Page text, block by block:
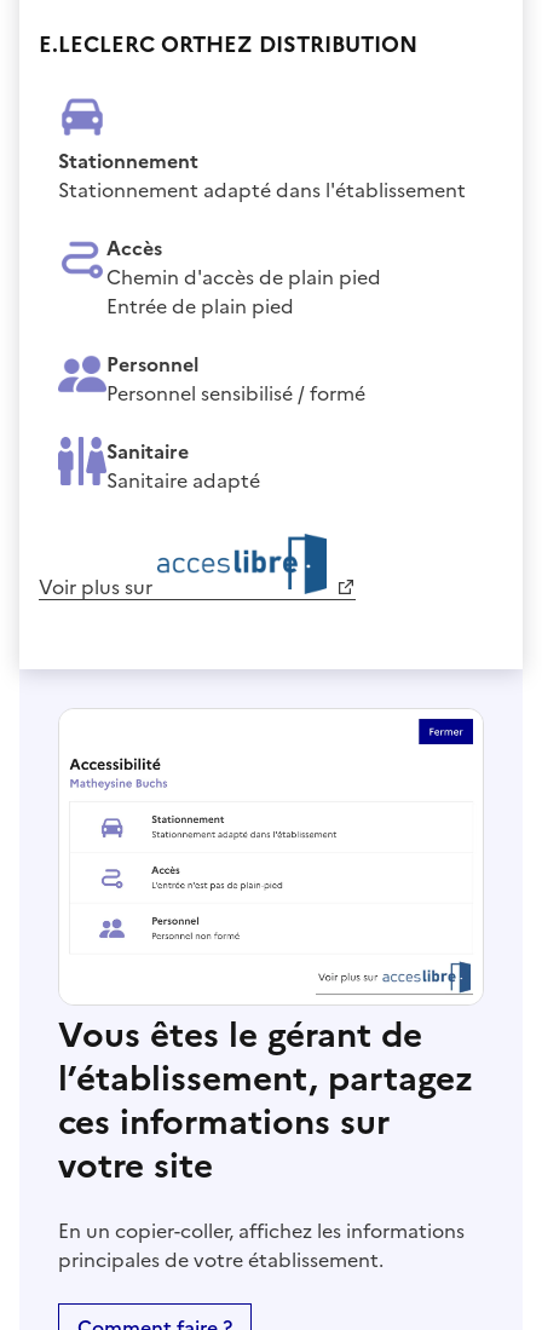
E.LECLERC ORTHEZ DISTRIBUTION
Stationnement
Stationnement adapté dans l'établissement
Accès
Chemin d'accès de plain pied
Entrée de plain pied
Personnel
Personnel sensibilisé / formé
Sanitaire
Sanitaire adapté
Voir plus sur
Vous êtes le gérant de
l’établissement, partagez
ces informations sur
votre site
En un copier-coller, affichez les informations
principales de votre établissement.